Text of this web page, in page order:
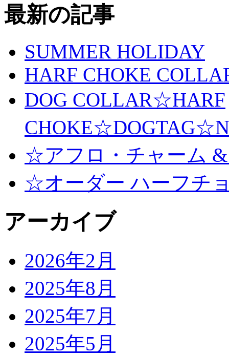
最新の記事
SUMMER HOLIDAY
HARF CHOKE
DOG COLLAR☆HARF
☆アフロ・チャーム
☆オーダー ハーフチ
アーカイブ
2026年2月
2025年8月
2025年7月
2025年5月